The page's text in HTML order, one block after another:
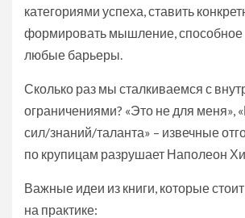
категориями успеха, ставить
формировать мышление, способное
любые барьеры.
Сколько раз мы сталкиваемся с
ограничениями? «Это не для меня»,
сил/знаний/таланта» – извечные
по крупицам разрушает Наполеон
Важные идеи из книги, которые
на практике: